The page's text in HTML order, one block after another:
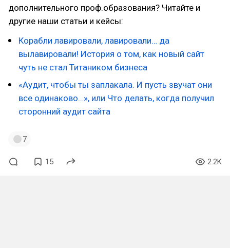
дополнительного проф.образования? Читайте и
другие наши статьи и кейсы:
Корабли лавировали, лавировали… да
вылавировали! История о том, как новый сайт
чуть не стал Титаником бизнеса
«Аудит, чтобы ты заплакала. И пусть звучат они
все одинаково…», или Что делать, когда получил
сторонний аудит сайта
7
15 2.2K